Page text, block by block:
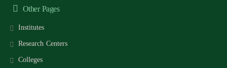
Other Pages
Institutes
Research Centers
Colleges